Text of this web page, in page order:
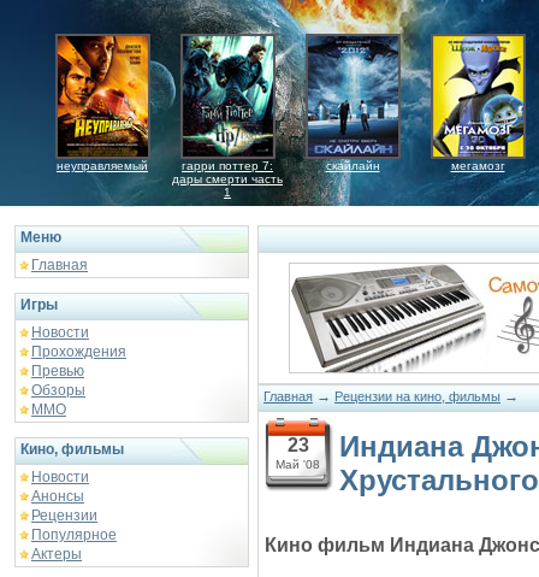
неуправляемый
гарри поттер 7:
дары смерти часть
1
скайлайн мегамозг
Меню
Главная
Игры
Новости
Прохождения
Превью
Обзоры
ММО
Кино, фильмы
Новости
Анонсы
Рецензии
Популярное
Актеры
Главная → Рецензии на кино, фильмы →
23
Май '08
Индиана
Кино фильм Индиана